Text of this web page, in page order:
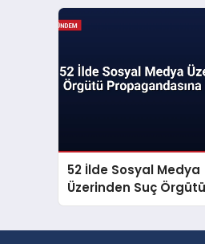
52 İlde Sosyal Medya
Üzerinden Suç Örgütü
Propagandasına